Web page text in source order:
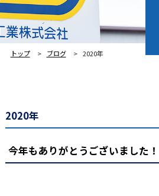
トップ ブログ 2020年
2020年
今年もありがとうございました！